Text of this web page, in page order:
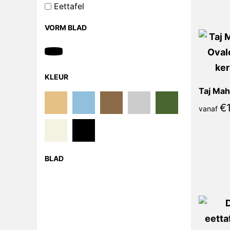
vanaf €
Eettafel
VORM BLAD
KLEUR
BLAD